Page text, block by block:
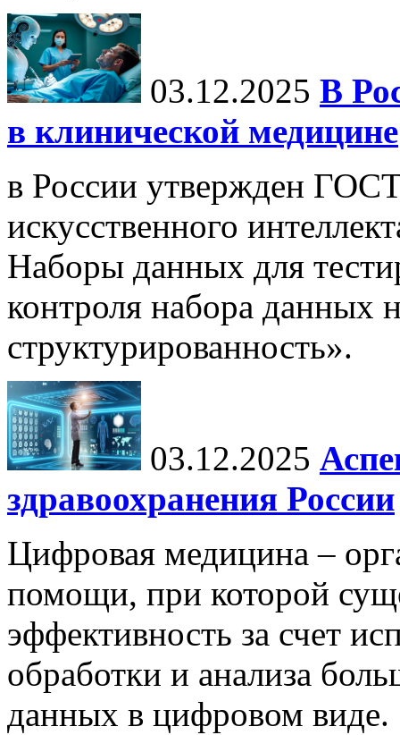
03.12.2025 В
в клинической медицине
в России утвержден
искусственного
Наборы данных для
контроля набора данных
структурированность».
03.12.2025
здравоохранения России
Цифровая медицина –
помощи, при которой
эффективность за счет
обработки и анализа
данных в цифровом виде.